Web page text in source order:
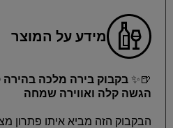
מידע על המוצר
🍺✨
הגשה קלה ואווירה שמחה
הבקבוק הזה מביא איתו פתרון